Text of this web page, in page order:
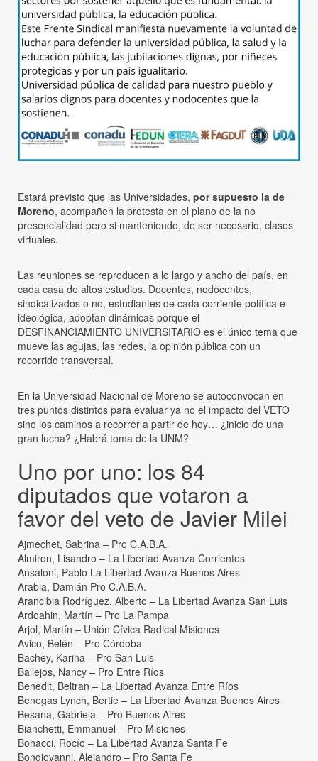
Estará previsto que las Universidades, por supuesto la de
Moreno, acompañen la protesta en el plano de la no
presencialidad pero si manteniendo, de ser necesario, clases
virtuales.
Las reuniones se reproducen a lo largo y ancho del país, en
cada casa de altos estudios. Docentes, nodocentes,
sindicalizados o no, estudiantes de cada corriente política e
ideológica, adoptan dinámicas porque el
DESFINANCIAMIENTO UNIVERSITARIO es el único tema que
mueve las agujas, las redes, la opinión pública con un
recorrido transversal.
En la Universidad Nacional de Moreno se autoconvocan en
tres puntos distintos para evaluar ya no el impacto del VETO
sino los caminos a recorrer a partir de hoy… ¿inicio de una
gran lucha? ¿Habrá toma de la UNM?
Uno por uno: los 84
diputados que votaron a
favor del veto de Javier Milei
Ajmechet, Sabrina – Pro C.A.B.A.
Almiron, Lisandro – La Libertad Avanza Corrientes
Ansaloni, Pablo La Libertad Avanza Buenos Aires
Arabia, Damián Pro C.A.B.A.
Arancibia Rodríguez, Alberto – La Libertad Avanza San Luis
Ardoahin, Martín – Pro La Pampa
Arjol, Martín – Unión Cívica Radical Misiones
Avico, Belén – Pro Córdoba
Bachey, Karina – Pro San Luis
Ballejos, Nancy – Pro Entre Ríos
Benedit, Beltran – La Libertad Avanza Entre Ríos
Benegas Lynch, Bertie – La Libertad Avanza Buenos Aires
Besana, Gabriela – Pro Buenos Aires
Bianchetti, Emmanuel – Pro Misiones
Bonacci, Rocío – La Libertad Avanza Santa Fe
Bongiovanni, Alejandro – Pro Santa Fe